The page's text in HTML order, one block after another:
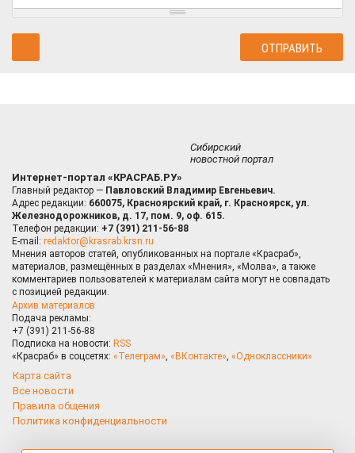
Сибирский
новостной портал
Интернет-портал «КРАСРАБ.РУ»
Главный редактор — Павловский Владимир Евгеньевич.
Адрес редакции: 660075, Красноярский край, г. Красноярск, ул.
Железнодорожников, д. 17, пом. 9, оф. 615.
Телефон редакции: +7 (391) 211-56-88
E-mail: redaktor@krasrab.krsn.ru
Мнения авторов статей, опубликованных на портале «Красраб»,
материалов, размещённых в разделах «Мнения», «Молва», а также
комментариев пользователей к материалам сайта могут не совпадать
с позицией редакции.
Архив материалов
Подача рекламы:
+7 (391) 211-56-88
Подписка на новости: RSS
«Красраб» в соцсетях: «Телеграм», «ВКонтакте», «Одноклассники»
Карта сайта
Все новости
Правила общения
Политика конфиденциальности